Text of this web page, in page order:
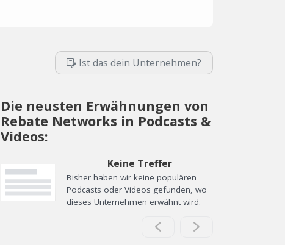
Ist das dein Unternehmen?
Die neusten Erwähnungen von
Rebate Networks in Podcasts &
Videos:
Keine Treffer
Bisher haben wir keine populären
Podcasts oder Videos gefunden, wo
dieses Unternehmen erwähnt wird.